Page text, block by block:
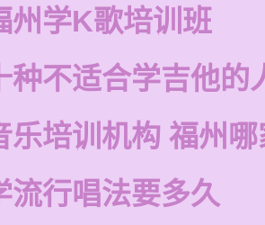
州学K歌培训班
种不适合学吉他的
乐培训机构 福州
流行唱法要多久